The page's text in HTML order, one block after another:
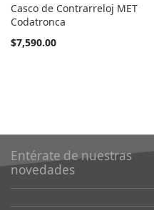
Casco de Contrarreloj MET
Codatronca
Tan
$7,590.00
Entérate de nuestras
novedades